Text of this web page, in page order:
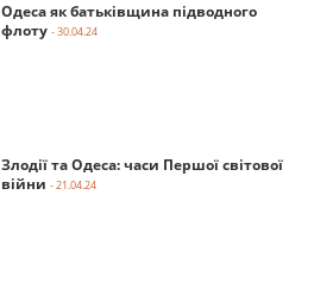
Одеса як батьківщина підводного
флоту - 30.04.24
Злодії та Одеса: часи Першої світової
війни - 21.04.24